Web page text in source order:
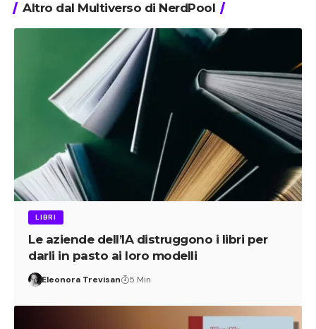
Altro dal Multiverso di NerdPool
LIBRI
Le aziende dell’IA distruggono i libri per
darli in pasto ai loro modelli
Eleonora Trevisan 5 Min